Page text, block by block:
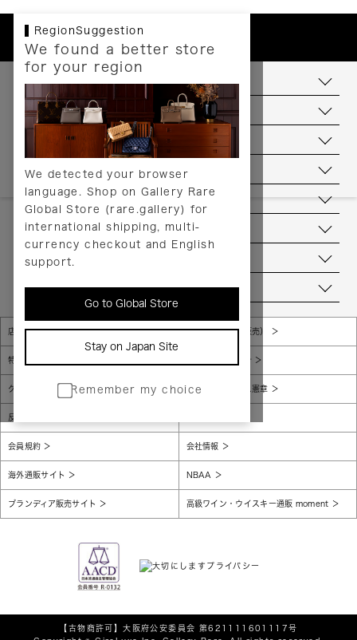
RegionSuggestion
We found a better store
for your region
We detected your browser
language. Shop on Gallery Rare
Global Store (rare.gallery) for
international shipping, multi-
currency checkout and English
support.
Go to Global Store
Stay on Japan Site
Remember my choice
お支払いについて
配送について
送料について
返品について
ヘルプ
お問い合わせ
当店について
店舗一覧 販売規約（店頭販売）
特定商取引法に基づく表示 個人情報保護方針
グローバルプライバシーポリシー コンプライアンス憲章
反社会的勢力に対する基本方針
会員規約 会社情報
海外通販サイト NBAA
ブランディア販売サイト 高級ワイン・ウイスキー通販 moment
【古物商許可】大阪府公安委員会 第621111601117号